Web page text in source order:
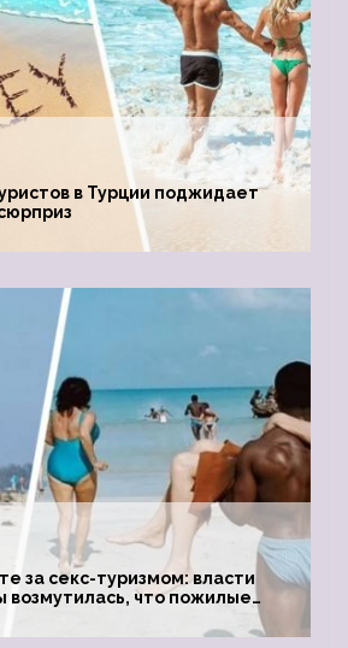
в Турции поджидает
за секс-туризмом: власти
возмутилась, что пожилые
едут к ним, чтобы
молодыми любовниками